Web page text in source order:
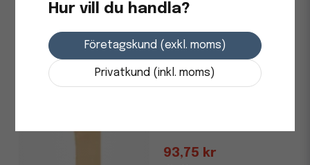
93,75 kr
Hur vill du handla?
Företagskund (exkl. moms)
Privatkund (inkl. moms)